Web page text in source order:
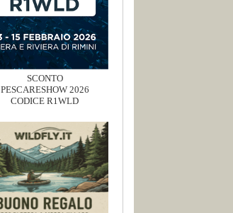
SCONTO
PESCARESHOW 2026
CODICE R1WLD